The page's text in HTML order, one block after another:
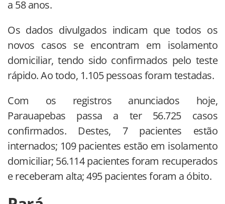
a 58 anos.
Os dados divulgados indicam que todos os
novos casos se encontram em isolamento
domiciliar, tendo sido confirmados pelo teste
rápido. Ao todo, 1.105 pessoas foram testadas.
Com os registros anunciados hoje,
Parauapebas passa a ter 56.725 casos
confirmados. Destes, 7 pacientes estão
internados; 109 pacientes estão em isolamento
domiciliar; 56.114 pacientes foram recuperados
e receberam alta; 495 pacientes foram a óbito.